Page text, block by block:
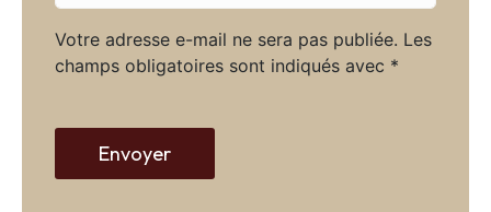
Votre adresse e-mail ne sera pas publiée. Les
champs obligatoires sont indiqués avec *
l
*
e
w
b
Envoyer